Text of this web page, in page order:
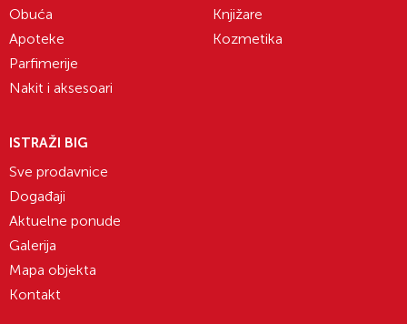
Obuća
Apoteke
Parfimerije
Nakit i aksesoari
Knjižare
Kozmetika
ISTRAŽI BIG
Sve prodavnice
Događaji
Aktuelne ponude
Galerija
Mapa objekta
Kontakt